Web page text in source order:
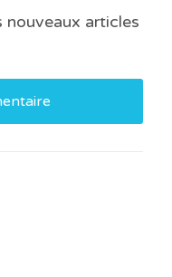
nouveaux articles